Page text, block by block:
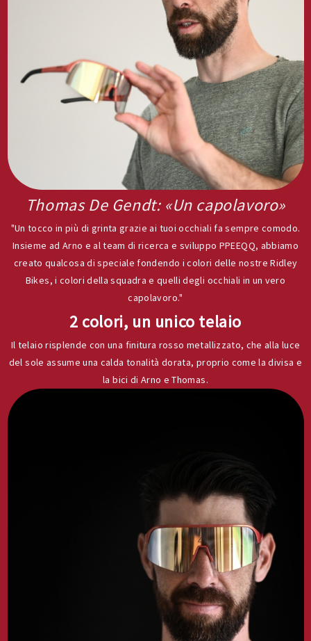
Thomas De Gendt: «Un capolavoro»
"Un tocco in più di grinta grazie ai tuoi occhiali fa sempre comodo.
Insieme ad Arno e al team di ricerca e sviluppo PPEEQQ, abbiamo
creato qualcosa di speciale fondendo i colori delle nostre Ridley
Bikes, i colori della squadra e quelli degli occhiali in un vero
capolavoro."
2 colori, un unico telaio
Il telaio risplende con una finitura rosso metallizzato, che alla luce
del sole assume una calda tonalità dorata, proprio come la divisa e
la bici di Arno e Thomas.